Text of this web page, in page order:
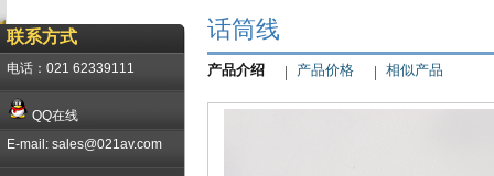
话筒线
产品介绍 产品价格 相似产品
联系方式
电话：021 62339111
QQ在线
E-mail: sales@021av.com